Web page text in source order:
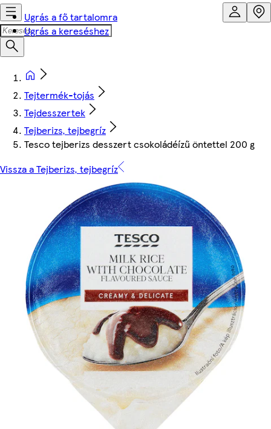
Ugrás a fő tartalomra
Ugrás a kereséshez
Tejtermék-tojás
Tejdesszertek
Tejberizs, tejbegríz
Tesco tejberizs desszert csokoládéízű öntettel 200 g
Vissza a Tejberizs, tejbegríz